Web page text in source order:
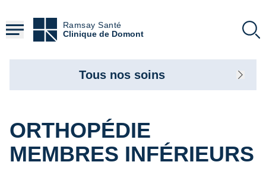
contenu
principal
Ramsay Santé
Clinique de Domont
ORTHOPÉDIE
MEMBRES INFÉRIEURS
Tous nos soins